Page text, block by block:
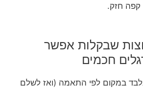
חזק.
שבקלות אפשר
חכמים
במקום לפי התאמה (ואז לשלם